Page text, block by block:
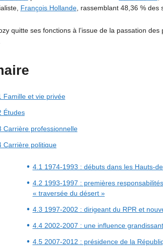
François Hollande, rassemblant 48,36 % des
quitte ses fonctions à l’issue de la passation
Famille et vie privée
Études
Carrière professionnelle
Carrière politique
4.1 1974-1993 : débuts dans les Hauts-
4.2 1993-1997 : premières
« traversée du désert »
4.3 1997-2002 : dirigeant du RPR et
4.4 2002-2007 : une influence
4.5 2007-2012 : présidence de la